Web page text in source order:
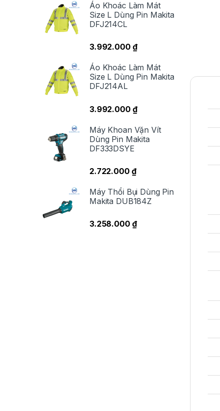
Áo Khoác Làm Mát
Size L Dùng Pin Makita
DFJ214CL
3.992.000 ₫
Áo Khoác Làm Mát
Size L Dùng Pin Makita
DFJ214AL
3.992.000 ₫
Máy Khoan Vặn Vít
Dùng Pin Makita
DF333DSYE
2.722.000 ₫
Máy Thổi Bụi Dùng Pin
Makita DUB184Z
3.258.000 ₫